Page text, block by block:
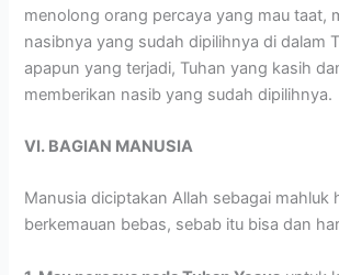
menolong orang percaya yang mau taat,
nasibnya yang sudah dipilihnya di dalam
apapun yang terjadi, Tuhan yang kasih
memberikan nasib yang sudah dipilihnya.
VI. BAGIAN MANUSIA
Manusia diciptakan Allah sebagai mahluk
berkemauan bebas, sebab itu bisa dan